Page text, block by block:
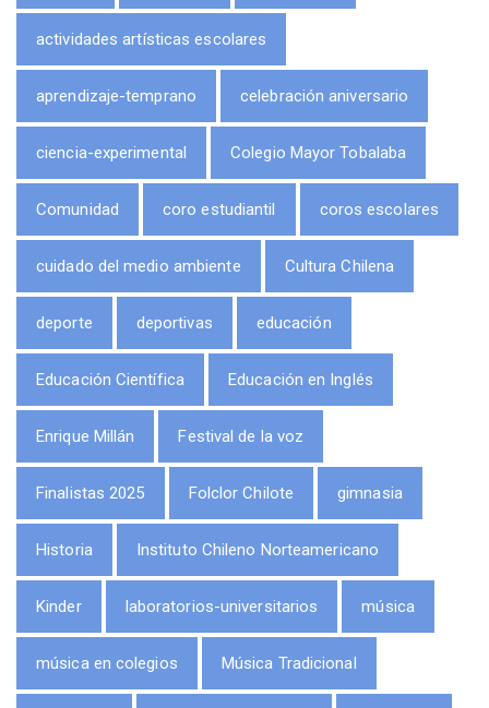
actividades artísticas escolares
aprendizaje-temprano celebración aniversario
ciencia-experimental Colegio Mayor Tobalaba
Comunidad coro estudiantil coros escolares
cuidado del medio ambiente Cultura Chilena
deporte deportivas educación
Educación Científica Educación en Inglés
Enrique Millán Festival de la voz
Finalistas 2025 Folclor Chilote gimnasia
Historia Instituto Chileno Norteamericano
Kinder laboratorios-universitarios música
música en colegios Música Tradicional